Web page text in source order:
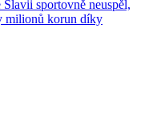
sportovně neuspěl,
milionů korun díky